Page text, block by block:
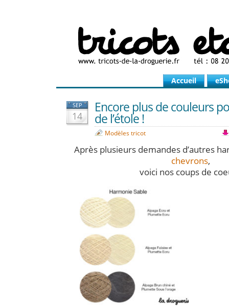
Accueil
SEP
14
Encore plus de couleurs
de l’étole !
Modèles tricot
Après plusieurs demandes d’autres
chevrons,
voici nos coups de